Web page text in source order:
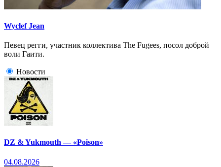
Wyclef Jean
Певец регги, участник коллектива The Fugees, посол доброй
воли Гаити.
Новости
DZ & Yukmouth — «Poison»
04.08.2026